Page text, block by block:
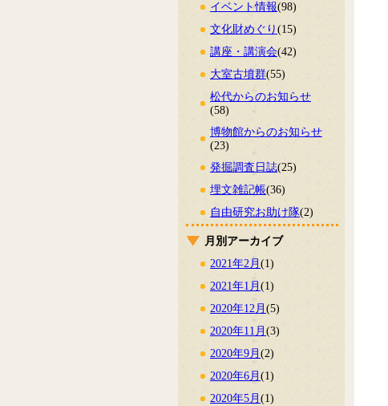
イベント情報(98)
文化財めぐり (15)
講座・講演会(42)
大室古墳群(55)
松代からのお知らせ
(58)
博物館からのお知らせ
(23)
発掘調査日誌(25)
埋文雑記帳(36)
自由研究お助け隊(2)
月別アーカイブ
2021年2月 (1)
2021年1月 (1)
2020年12月 (5)
2020年11月 (3)
2020年9月 (2)
2020年6月 (1)
2020年5月 (1)